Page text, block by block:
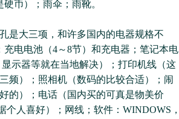
币）；雨伞；雨靴。
大三项，和许多国内的电器规格不
电电池（4～8节）和充电器；笔记本电
示器等就在当地解决）；打印机线（这
频）；照相机（数码的比较合适）；闹
的）；电话（国内买的可真是物美价
人喜好）；网线；软件：WINDOWS，